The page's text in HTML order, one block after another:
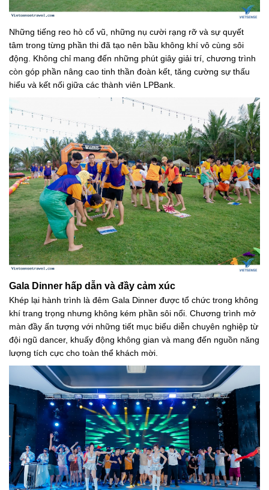
Những tiếng reo hò cổ vũ, những nụ cười rạng rỡ và sự quyết
tâm trong từng phần thi đã tạo nên bầu không khí vô cùng sôi
động. Không chỉ mang đến những phút giây giải trí, chương trình
còn góp phần nâng cao tinh thần đoàn kết, tăng cường sự thấu
hiểu và kết nối giữa các thành viên LPBank.
Gala Dinner hấp dẫn và đầy cảm xúc
Khép lại hành trình là đêm Gala Dinner được tổ chức trong không
khí trang trọng nhưng không kém phần sôi nổi. Chương trình mở
màn đầy ấn tượng với những tiết mục biểu diễn chuyên nghiệp từ
đội ngũ dancer, khuấy động không gian và mang đến nguồn năng
lượng tích cực cho toàn thể khách mời.